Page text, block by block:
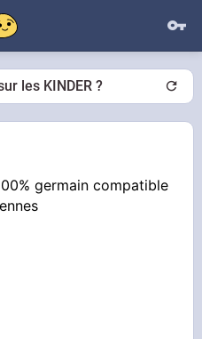
les KINDER ?
germain compatible